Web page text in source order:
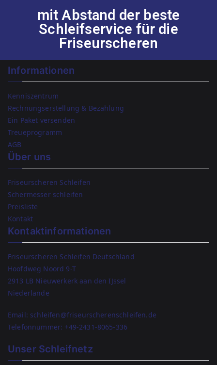
mit Abstand der beste
Schleifservice für die
Friseurscheren
Informationen
Kenniszentrum
Rechnungserstellung & Bezahlung
Ein Paket versenden
Treueprogramm
AGB
Über uns
Friseurscheren Schleifen
Schermesser schleifen
Preisliste
Kontakt
Kontaktinformationen
Friseurscheren Schleifen Deutschland
Hoofdweg Noord 9-T
2913 LB Nieuwerkerk aan den IJssel
Niederlande
Email: schleifen@friseurscherenschleifen.de
Telefonnummer: +49-2431-8065-336
Unser Schleifnetz